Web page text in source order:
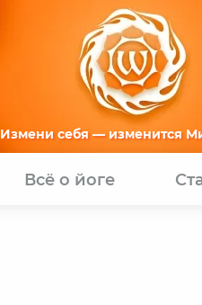
Измени себя — изменится
Всё о йоге